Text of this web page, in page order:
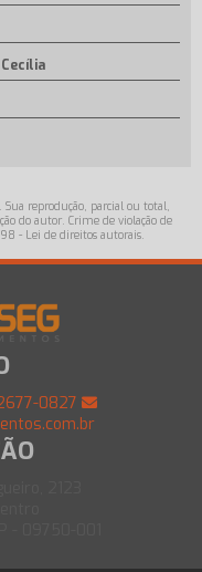
Sua reprodução, parcial ou total,
do autor. Crime de violação de
- Lei de direitos autorais.
0827